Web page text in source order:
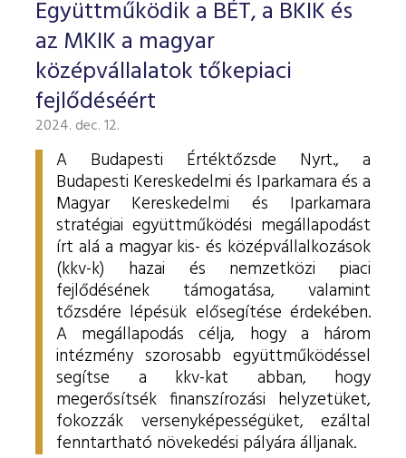
Együttműködik a BÉT, a BKIK és
az MKIK a magyar
középvállalatok tőkepiaci
fejlődéséért
2024. dec. 12.
A Budapesti Értéktőzsde Nyrt., a
Budapesti Kereskedelmi és Iparkamara és a
Magyar Kereskedelmi és Iparkamara
stratégiai együttműködési megállapodást
írt alá a magyar kis- és középvállalkozások
(kkv-k) hazai és nemzetközi piaci
fejlődésének támogatása, valamint
tőzsdére lépésük elősegítése érdekében.
A megállapodás célja, hogy a három
intézmény szorosabb együttműködéssel
segítse a kkv-kat abban, hogy
megerősítsék finanszírozási helyzetüket,
fokozzák versenyképességüket, ezáltal
fenntartható növekedési pályára álljanak.